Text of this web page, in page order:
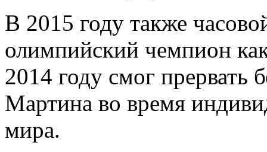
В 2015 году также
олимпийский чемпион
2014 году смог
Мартина во время
мира.